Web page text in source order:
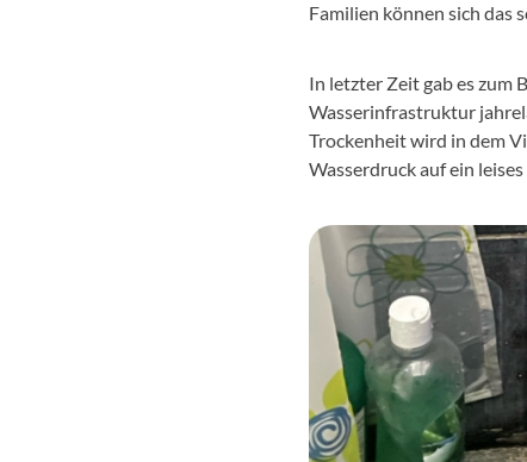
Familien können sich das
In letzter Zeit gab es zum
Wasserinfrastruktur
Trockenheit wird in dem
Wasserdruck auf ein